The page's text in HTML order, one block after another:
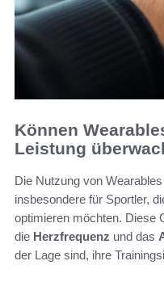
Können
Leistung
Die Nutzung von
insbesondere für Sportler,
optimieren möchten. Diese
die Herzfrequenz und das
der Lage sind, ihre